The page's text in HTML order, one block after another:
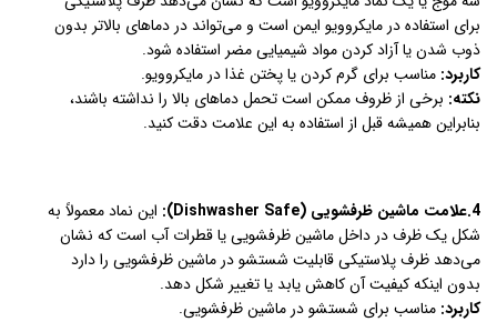
برای استفاده در مایکروویو ایمن است و می‌تواند در دماهای بالاتر بدون
ذوب شدن یا آزاد کردن مواد شیمیایی مضر استفاده شود.
کاربرد: مناسب برای گرم کردن یا پختن غذا در مایکروویو.
نکته: برخی از ظروف ممکن است تحمل دماهای بالا را نداشته باشند،
بنابراین همیشه قبل از استفاده به این علامت دقت کنید.
4.علامت ماشین ظرفشویی (Dishwasher Safe):
این نماد معمولاً به
شکل یک ظرف در داخل ماشین ظرفشویی یا قطرات آب است که نشان
می‌دهد ظرف پلاستیکی قابلیت شستشو در ماشین ظرفشویی را دارد
بدون اینکه کیفیت آن کاهش یابد یا تغییر شکل دهد.
کاربرد: مناسب برای شستشو در ماشین ظرفشویی.